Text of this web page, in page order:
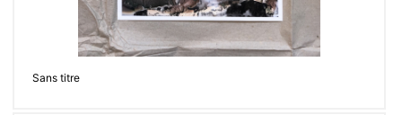
Sans titre